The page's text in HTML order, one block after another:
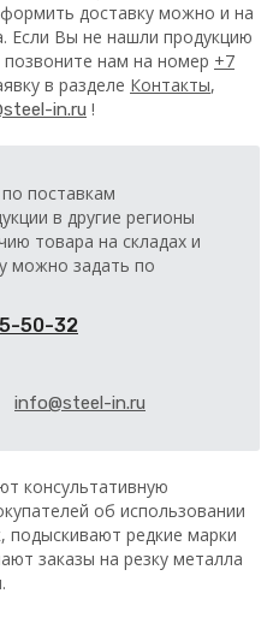
доставку можно и на
Если Вы не нашли продукцию
нам на номер +7
в разделе Контакты,
in.ru !
поставкам
в другие регионы
товара на складах и
можно задать по
50-32
info@steel-in.ru
консультативную
об использовании
подыскивают редкие марки
заказы на резку металла